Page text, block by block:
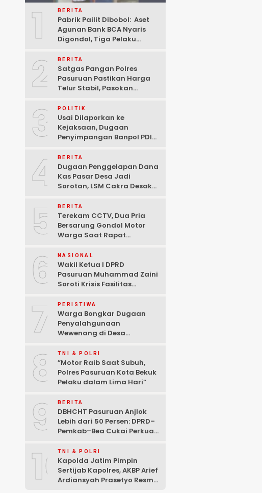
1 BERITA
Pabrik Pailit Dibobol: Aset
Agunan Bank BCA Nyaris
Digondol, Tiga Pelaku
Pasuruan
2 BERITA
Satgas Pangan Polres
Pasuruan Pastikan Harga
Telur Stabil, Pasokan
Kekhawatiran Fluktuasi
3 POLITIK
Usai Dilaporkan ke
Kejaksaan, Dugaan
Penyimpangan Banpol PDIP
Tuntas “6 Eks Ketua PAC
Cabut Laporan”
4 BERITA
Dugaan Penggelapan Dana
Kas Pasar Desa Jadi
Sorotan, LSM Cakra Desak
5 BERITA
Terekam CCTV, Dua Pria
Bersarung Gondol Motor
Warga Saat Rapat
6 NASIONAL
Wakil Ketua I DPRD
Pasuruan Muhammad Zaini
Soroti Krisis Fasilitas
Anggaran
7 PERISTIWA
Warga Bongkar Dugaan
Penyalahgunaan
Wewenang di Desa
Mencuat
8 TNI & POLRI
‎”Motor Raib Saat Subuh,
Polres Pasuruan Kota Bekuk
Pelaku dalam Lima Hari” ‎
9 BERITA
DBHCHT Pasuruan Anjlok
Lebih dari 50 Persen: DPRD–
Pemkab–Bea Cukai Perkuat
Rokok Ilegal
10TNI & POLRI
Kapolda Jatim Pimpin
Sertijab Kapolres, AKBP Arief
Ardiansyah Prasetyo Resmi